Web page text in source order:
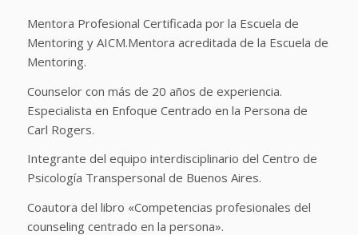
Mentora Profesional Certificada por la Escuela de
Mentoring y AICM.Mentora acreditada de la Escuela de
Mentoring.
Counselor con más de 20 años de experiencia.
Especialista en Enfoque Centrado en la Persona de
Carl Rogers.
Integrante del equipo interdisciplinario del Centro de
Psicología Transpersonal de Buenos Aires.
Coautora del libro «Competencias profesionales del
counseling centrado en la persona».